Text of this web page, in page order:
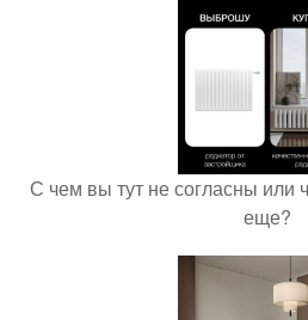
С чем вы тут не согласны или
еще?